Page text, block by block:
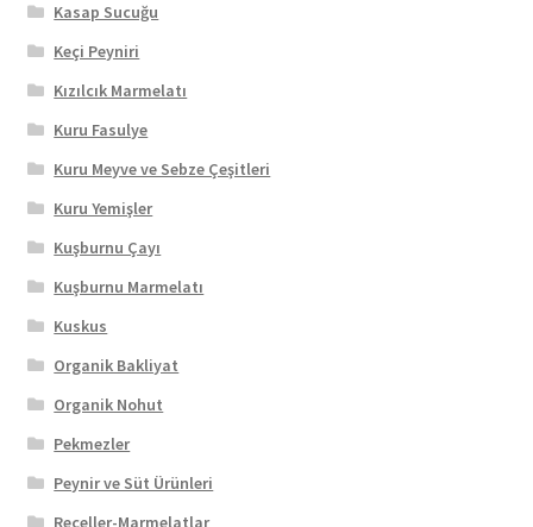
Kasap Sucuğu
Keçi Peyniri
Kızılcık Marmelatı
Kuru Fasulye
Kuru Meyve ve Sebze Çeşitleri
Kuru Yemişler
Kuşburnu Çayı
Kuşburnu Marmelatı
Kuskus
Organik Bakliyat
Organik Nohut
Pekmezler
Peynir ve Süt Ürünleri
Reçeller-Marmelatlar